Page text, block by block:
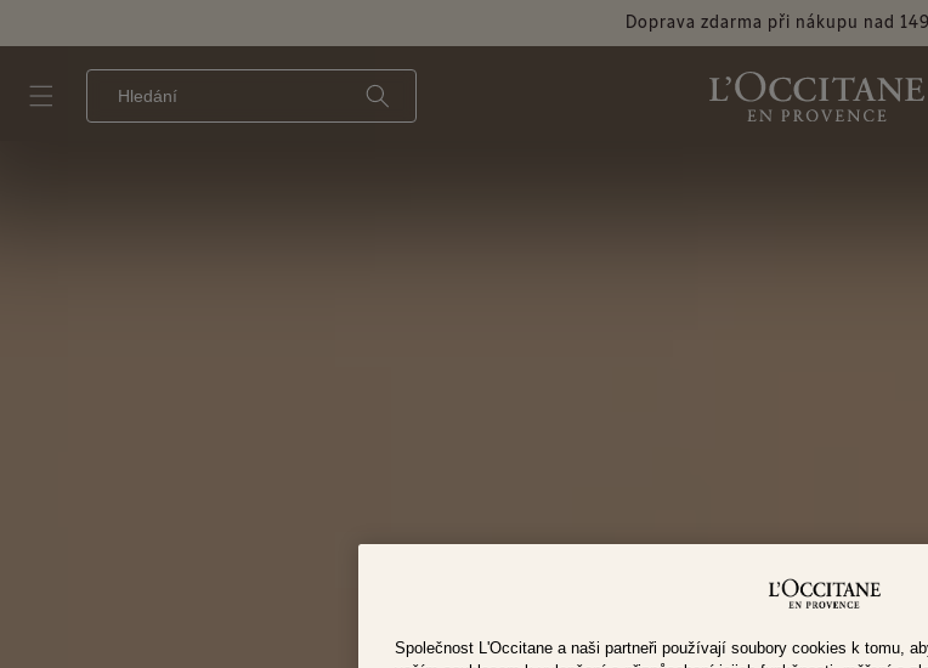
Doprava zdarma při nákupu nad
Po vyplnění pole se zobrazí panel s návrhy. Pro přístup k nim použijte klávesu Tab.
Společnost L'Occitane a naši partneři používají soubory cookies k tomu,